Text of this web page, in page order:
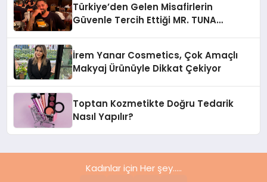
Türkiye’den Gelen Misafirlerin
Güvenle Tercih Ettiği MR. TUNA
İrem Yanar Cosmetics, Çok Amaçlı
Makyaj Ürünüyle Dikkat Çekiyor
Toptan Kozmetikte Doğru Tedarik
Nasıl Yapılır?
Kadınlar için Her şey.....